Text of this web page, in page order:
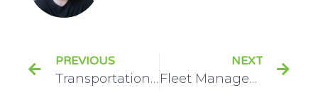
PREVIOUS
Transportation มีมากกว่าแค่การขนส่ง
NEXT
Fleet Management กับองค์ประกอบที่น่าสนใจ